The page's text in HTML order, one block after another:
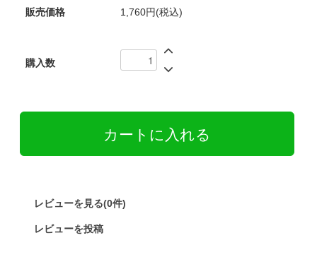
販売価格 1,760円(税込)
購入数
レビューを見る(0件)
レビューを投稿